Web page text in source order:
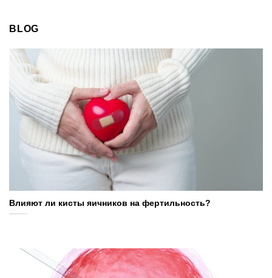
BLOG
Влияют ли кисты яичников на фертильность?